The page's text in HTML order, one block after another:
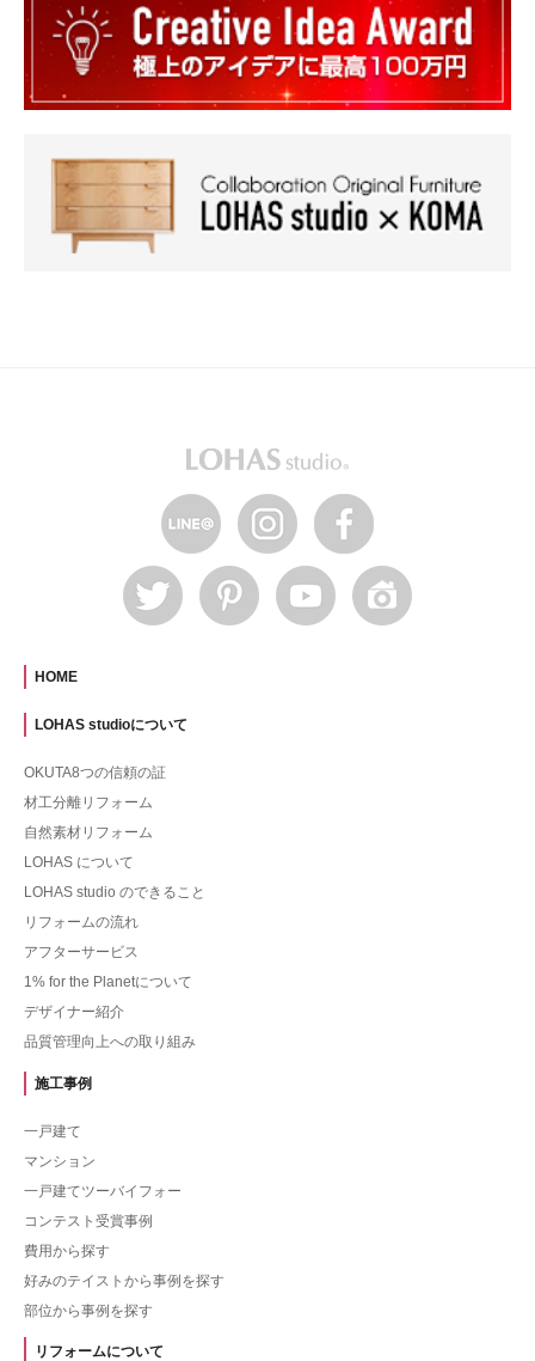
HOME
LOHAS studioについて
OKUTA8つの信頼の証
材工分離リフォーム
自然素材リフォーム
LOHAS について
LOHAS studio のできること
リフォームの流れ
アフターサービス
1% for the Planetについて
デザイナー紹介
品質管理向上への取り組み
施工事例
一戸建て
マンション
一戸建てツーバイフォー
コンテスト受賞事例
費用から探す
好みのテイストから事例を探す
部位から事例を探す
リフォームについて